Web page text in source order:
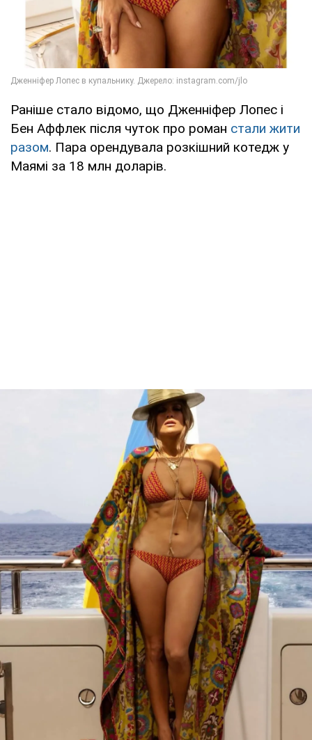
Раніше стало відомо, що Дженніфер Лопес і
Бен Аффлек після чуток про роман стали жити
разом. Пара орендувала розкішний котедж у
Маямі за 18 млн доларів.